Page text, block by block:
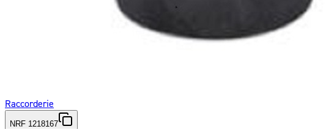
Raccorderie
NRF 1218167